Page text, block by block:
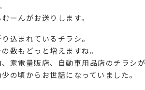
ーんがお送りします。
込まれているチラシ。
数もどっと増えますね。
家電量販店、自動車用品店のチラシ
の頃からお世話になっていました。